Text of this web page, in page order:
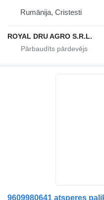
Rumānija, Cristesti
ROYAL DRU AGRO S.R.L.